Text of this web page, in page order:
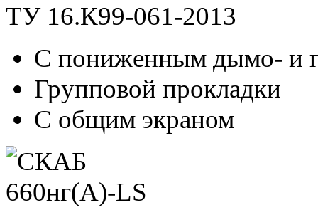
ТУ 16.К99-061-2013
С пониженным дымо- и
Групповой прокладки
С общим экраном